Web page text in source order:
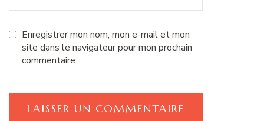
Enregistrer mon nom, mon e-mail et mon
site dans le navigateur pour mon prochain
commentaire.